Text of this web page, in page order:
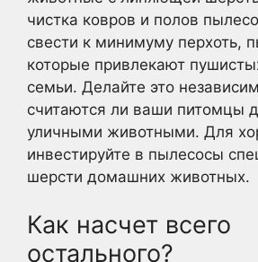
чистка ковров и полов
свести к минимуму перхоть,
которые привлекают
семьи. Делайте это
считаются ли ваши питомцы
уличными животными. Для
инвестируйте в пылесосы
шерсти домашних животных.
Как насчет всего
остального?